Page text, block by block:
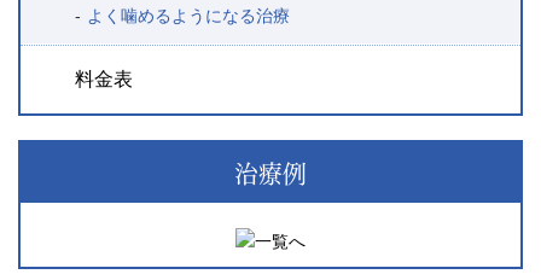
よく噛めるようになる治療
料金表
治療例